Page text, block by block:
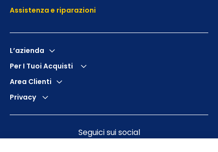
Assistenza e riparazioni
L’azienda
Per I Tuoi Acquisti
Area Clienti
Privacy
Seguici sui social